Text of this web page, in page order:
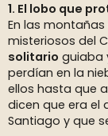
1. El lobo que
En las montañas
misteriosos del
solitario guiaba
perdían en la
ellos hasta que
dicen que era el
Santiago y que